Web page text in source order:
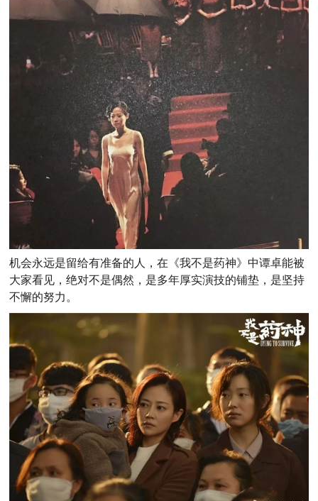
机会永远是留给有准备的人，在《我不是药神》中谭卓能被
大家看见，绝对不是偶然，是多年厚实演技的铺垫，是坚持
不懈的努力。